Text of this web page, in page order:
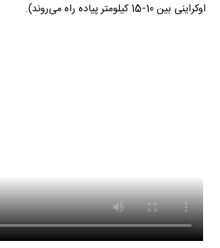
اوکراینی بین 10-15 کیلومتر پیاده راه می‌روند).